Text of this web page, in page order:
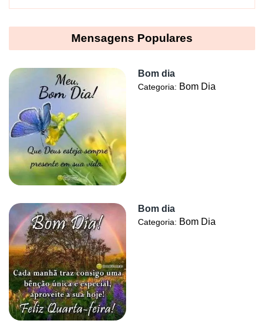
Mensagens Populares
Bom dia
Categoria: Bom Dia
Bom dia
Categoria: Bom Dia